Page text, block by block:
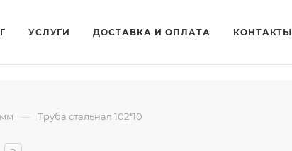
УСЛУГИ ДОСТАВКА И ОПЛАТА КОНТАКТЫ
— Труба стальная 102*10